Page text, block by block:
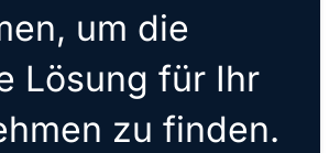
um die
Lösung für Ihr
zu finden.